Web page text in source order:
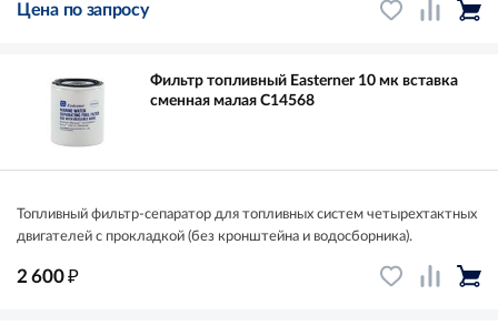
Цена по запросу
Фильтр топливный Easterner 10 мк вставка
сменная малая C14568
Топливный фильтр-сепаратор для топливных систем четырехтактных
двигателей с прокладкой (без кронштейна и водосборника).
2 600₽